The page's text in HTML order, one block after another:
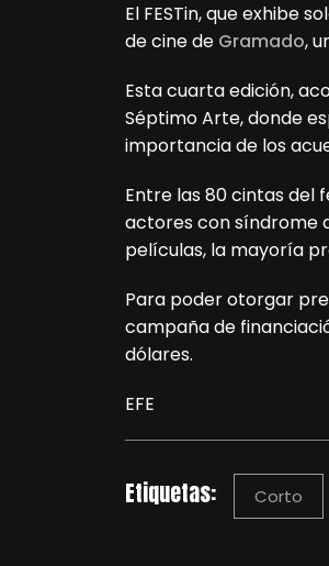
El FESTin, que exhibe
de cine de Gramado,
Esta cuarta edición,
Séptimo Arte, donde
importancia de los
Entre las 80 cintas del
actores con síndrome
películas, la mayoría
Para poder otorgar
campaña de
dólares.
EFE
Etiquetas: Corto